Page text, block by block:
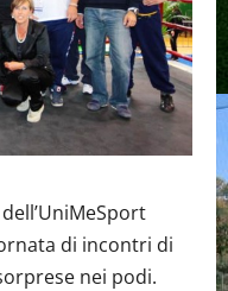
di incontri di
nei podi.